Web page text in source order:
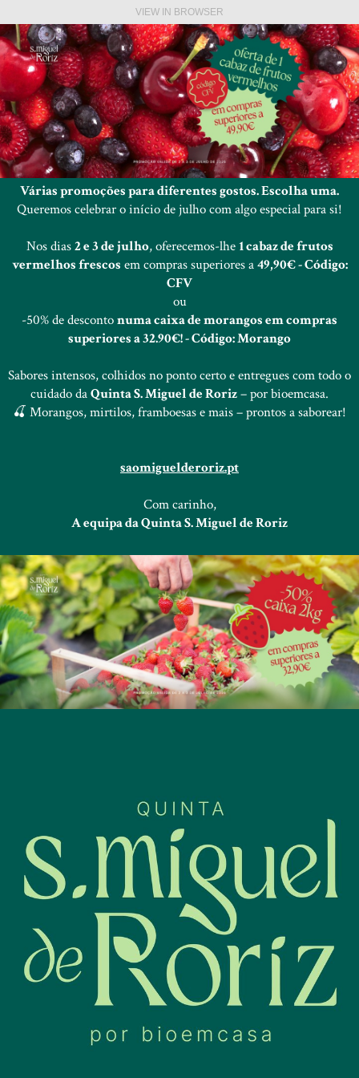
VIEW IN BROWSER
Várias promoções para diferentes gostos. Escolha uma.
Queremos celebrar o início de julho com algo especial para si!
Nos dias2 e 3 de julho, oferecemos-lhe1 cabaz de frutos
vermelhos frescos em compras superiores a49,90€ - Código:
CFV
ou
-50% de descontonuma caixa de morangos em compras
superiores a 32.90€! - Código: Morango
Sabores intensos, colhidos no ponto certo e entregues com todo o
cuidado daQuinta S. Miguel de Roriz– por bioemcasa.
🍒 Morangos, mirtilos, framboesas e mais – prontos a saborear!
saomiguelderoriz.pt
Com carinho,
A equipa da Quinta S. Miguel de Roriz